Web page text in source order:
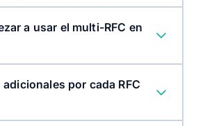
a usar el multi-RFC en
por cada RFC